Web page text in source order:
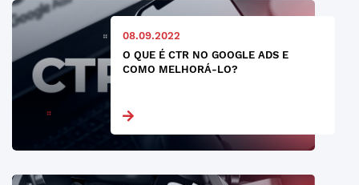
08.09.2022
O QUE É CTR NO GOOGLE ADS E
COMO MELHORÁ-LO?